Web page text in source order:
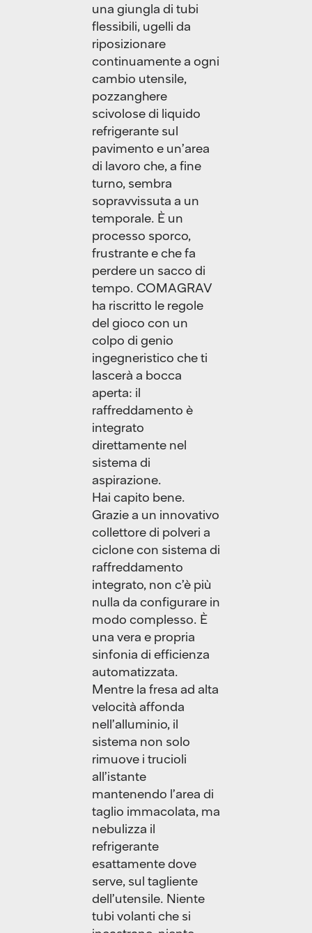
una giungla di tubi
flessibili, ugelli da
riposizionare
continuamente a ogni
cambio utensile,
pozzanghere
scivolose di liquido
refrigerante sul
pavimento e un’area
di lavoro che, a fine
turno, sembra
sopravvissuta a un
temporale. È un
processo sporco,
frustrante e che fa
perdere un sacco di
tempo. COMAGRAV
ha riscritto le regole
del gioco con un
colpo di genio
ingegneristico che ti
lascerà a bocca
aperta: il
raffreddamento è
integrato
direttamente nel
sistema di
aspirazione.
Hai capito bene.
Grazie a un innovativo
collettore di polveri a
ciclone con sistema di
raffreddamento
integrato, non c’è più
nulla da configurare in
modo complesso. È
una vera e propria
sinfonia di efficienza
automatizzata.
Mentre la fresa ad alta
velocità affonda
nell’alluminio, il
sistema non solo
rimuove i trucioli
all’istante
mantenendo l’area di
taglio immacolata, ma
nebulizza il
refrigerante
esattamente dove
serve, sul tagliente
dell’utensile. Niente
tubi volanti che si